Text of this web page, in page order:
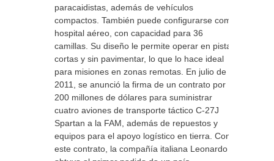
paracaidistas, además de vehículos
compactos. También puede configurarse como
hospital aéreo, con capacidad para 36
camillas. Su diseño le permite operar en pistas
cortas y sin pavimentar, lo que lo hace ideal
para misiones en zonas remotas. En julio de
2011, se anunció la firma de un contrato por
200 millones de dólares para suministrar
cuatro aviones de transporte táctico C-27J
Spartan a la FAM, además de repuestos y
equipos para el apoyo logístico en tierra. Con
este contrato, la compañía italiana Leonardo